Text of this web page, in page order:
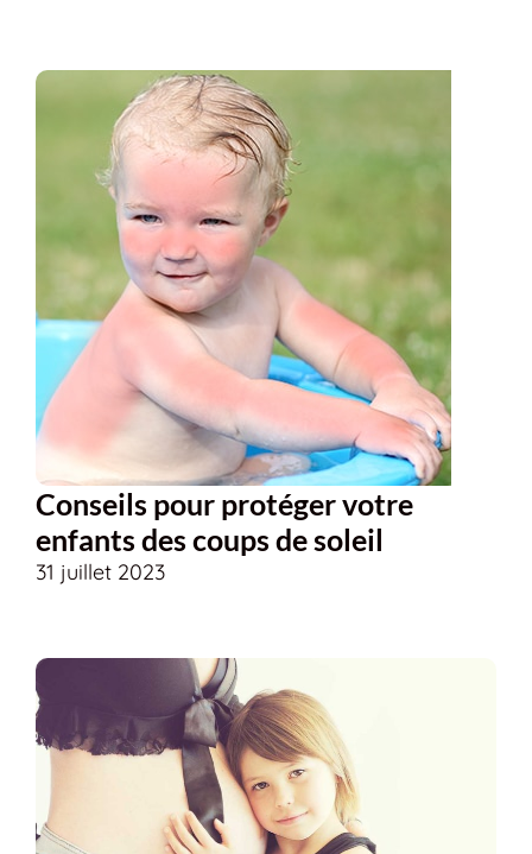
Conseils pour protéger votre
enfants des coups de soleil
31 juillet 2023